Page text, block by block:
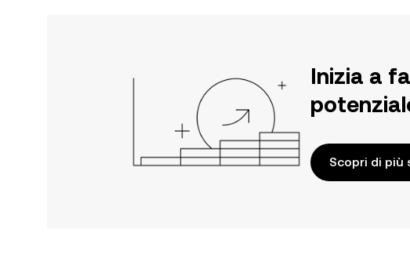
Inizia a
Scopri di più